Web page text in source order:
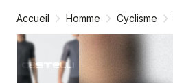
Accueil Homme Cyclisme